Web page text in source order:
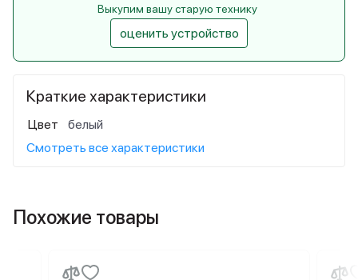
Краткие характеристики
Цвет
белый
Смотреть все характеристики
Выкупим вашу старую технику
оценить устройство
Похожие товары